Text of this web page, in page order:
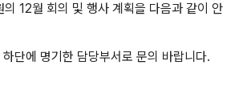
12월 회의 및 행사 계획을 다음과 같이 안
단에 명기한 담당부서로 문의 바랍니다.